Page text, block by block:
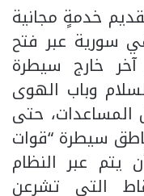
خدمةٍ مجانية
سورية عبر فتح
آخر خارج سيطرة
وباب الهوى
المساعدات، حتى
سيطرة “قوات
يتم عبر النظام
التي تشرعن